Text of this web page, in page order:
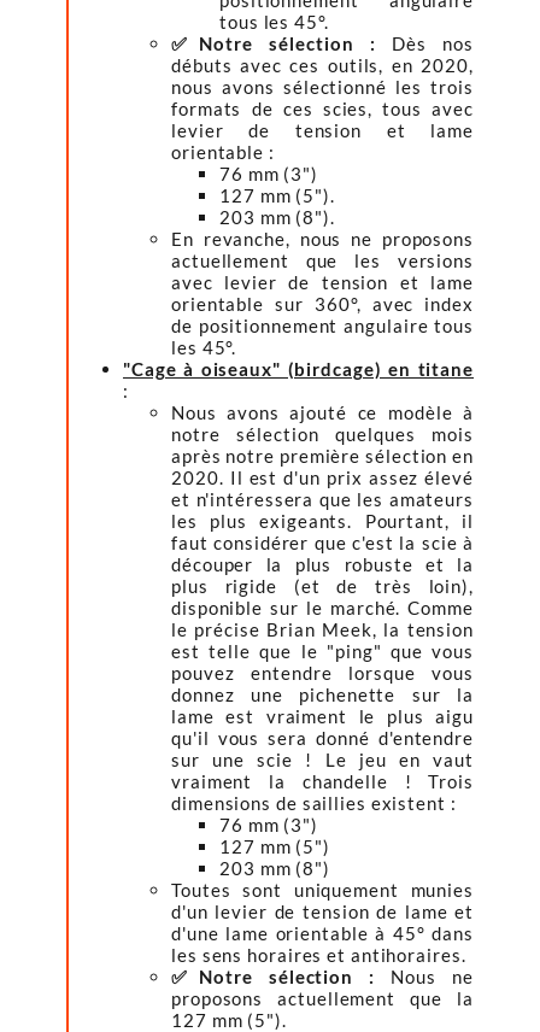
tous les 45°.
✅Notre sélection : Dès nos
débuts avec ces outils, en 2020,
nous avons sélectionné les trois
formats de ces scies, tous avec
levier de tension et lame
orientable :
76 mm (3")
127 mm (5").
203 mm (8").
En revanche, nous ne proposons
actuellement que les versions
avec levier de tension et lame
orientable sur 360°, avec index
de positionnement angulaire tous
les 45°.
"Cage à oiseaux" (birdcage) en titane
:
Nous avons ajouté ce modèle à
notre sélection quelques mois
après notre première sélection en
2020. Il est d'un prix assez élevé
et n'intéressera que les amateurs
les plus exigeants. Pourtant, il
faut considérer que c'est la scie à
découper la plus robuste et la
plus rigide (et de très loin),
disponible sur le marché. Comme
le précise Brian Meek, la tension
est telle que le "ping" que vous
pouvez entendre lorsque vous
donnez une pichenette sur la
lame est vraiment le plus aigu
qu'il vous sera donné d'entendre
sur une scie ! Le jeu en vaut
vraiment la chandelle ! Trois
dimensions de saillies existent :
76 mm (3")
127 mm (5")
203 mm (8")
Toutes sont uniquement munies
d'un levier de tension de lame et
d'une lame orientable à 45° dans
les sens horaires et antihoraires.
✅Notre sélection : Nous ne
proposons actuellement que la
127 mm (5").